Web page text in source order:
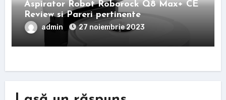
Aspirator Robot Roborock Q8 Max+ CE
Review si Pareri pertinente
admin 27 noiembrie 2023